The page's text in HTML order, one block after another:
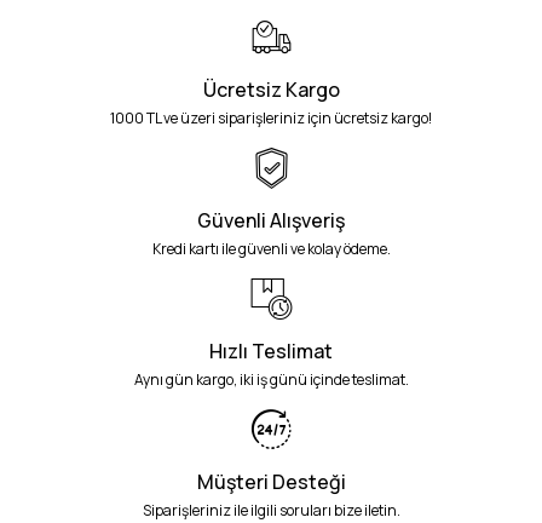
Ücretsiz Kargo
1000 TL ve üzeri siparişleriniz için ücretsiz kargo!
Güvenli Alışveriş
Kredi kartı ile güvenli ve kolay ödeme.
Hızlı Teslimat
Aynı gün kargo, iki iş günü içinde teslimat.
Müşteri Desteği
Siparişleriniz ile ilgili soruları bize iletin.